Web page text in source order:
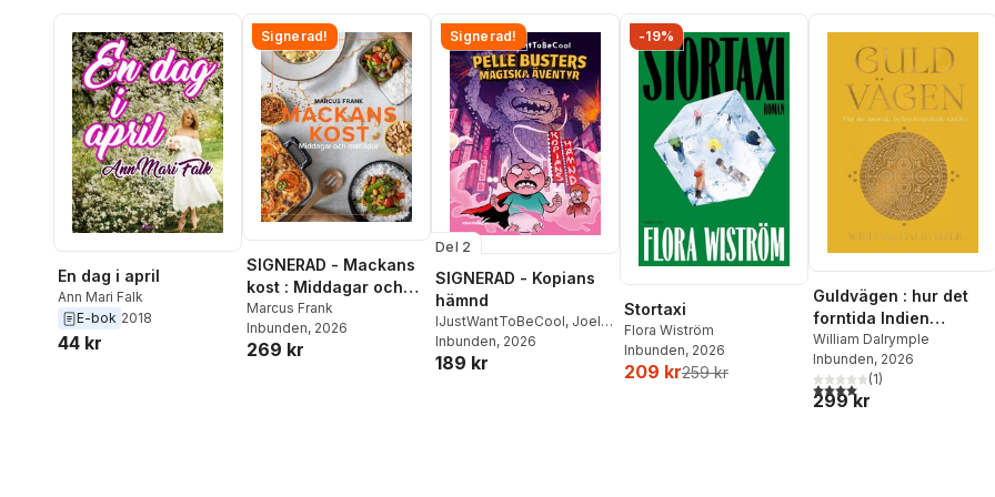
En dag i april
Ann Mari Falk
E-bok 2018
44 kr
Signerad!
SIGNERAD - Mackans
kost : Middagar och
matlådor
Marcus Frank
Inbunden, 2026
269 kr
Signerad!
Del 2
SIGNERAD - Kopians
hämnd
IJustWantToBeCool, Joel
Adolphson,Emil Ejdemo
Beer ,Victor Beer
Inbunden, 2026
189 kr
-19%
Stortaxi
Flora Wiström
Inbunden, 2026
209 kr259 kr
Guldvägen : hur det
forntida Indien
förändrade världen
William Dalrymple
Inbunden, 2026
4,0utav 5 stjärnor. Totalt
(1)
299 kr